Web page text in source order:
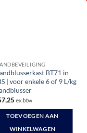
BT71 in
| voor enkele 6 of 9 L/kg
ex btw
TOEVOEGEN AAN
WINKELWAGEN